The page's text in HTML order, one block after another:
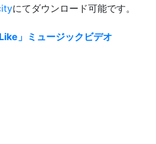
にてダウンロード可能です。
」ミュージックビデオ